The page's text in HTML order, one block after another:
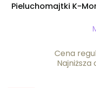
Pieluchomajtki K-
Cena
Najniższa